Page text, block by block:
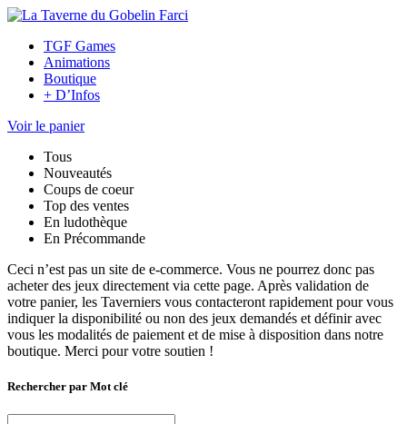
TGF Games
Animations
Boutique
+ D’Infos
Voir le panier
Tous
Nouveautés
Coups de coeur
Top des ventes
En ludothèque
En Précommande
Ceci n’est pas un site de e-commerce. Vous ne pourrez donc pas
acheter des jeux directement via cette page. Après validation de
votre panier, les Taverniers vous contacteront rapidement pour vous
indiquer la disponibilité ou non des jeux demandés et définir avec
vous les modalités de paiement et de mise à disposition dans notre
boutique. Merci pour votre soutien !
Rechercher par Mot clé